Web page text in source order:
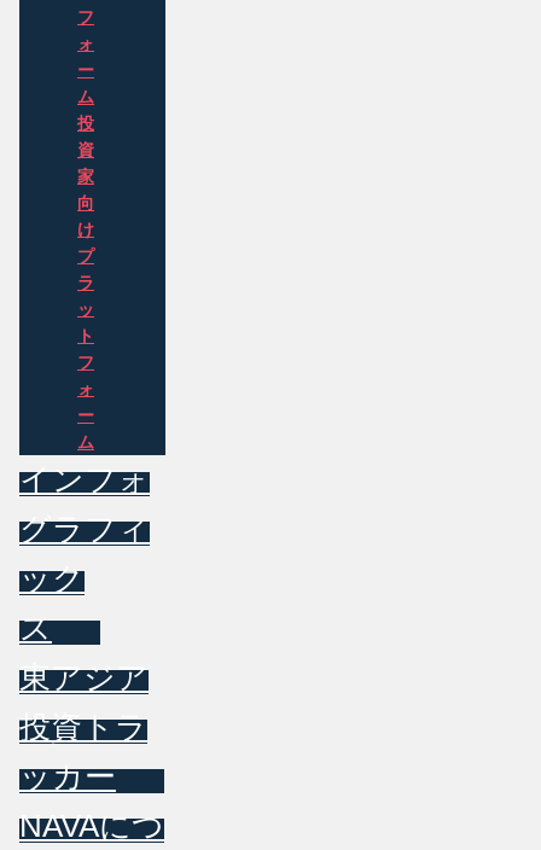
フ
ォ
ー
ム
投
資
家
向
け
プ
ラ
ッ
ト
フ
ォ
ー
ム
インフォ
グラフィ
ック
ス
東アジア
投資トラ
ッカー
NAVAにつ